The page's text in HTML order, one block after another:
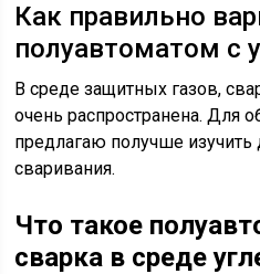
Как правильно
полуавтоматом с
В среде защитных газов,
очень распространена. Для
предлагаю получше изучить
сваривания.
Что такое
сварка в среде